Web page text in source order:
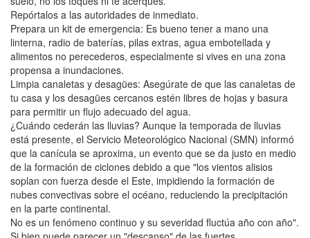
Repórtalos a las autoridades de inmediato.
Prepara un kit de emergencia: Es bueno tener a mano una
linterna, radio de baterías, pilas extras, agua embotellada y
alimentos no perecederos, especialmente si vives en una zona
propensa a inundaciones.
Limpia canaletas y desagües: Asegúrate de que las canaletas de
tu casa y los desagües cercanos estén libres de hojas y basura
para permitir un flujo adecuado del agua.
¿Cuándo cederán las lluvias? Aunque la temporada de lluvias
está presente, el Servicio Meteorológico Nacional (SMN) informó
que la canícula se aproxima, un evento que se da justo en medio
de la formación de ciclones debido a que "los vientos alisios
soplan con fuerza desde el Este, impidiendo la formación de
nubes convectivas sobre el océano, reduciendo la precipitación
en la parte continental.
No es un fenómeno continuo y su severidad fluctúa año con año".